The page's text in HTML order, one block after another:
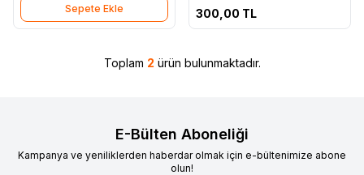
Sepete Ekle 300,00 TL
Toplam 2 ürün bulunmaktadır.
E-Bülten Aboneliği
Kampanya ve yeniliklerden haberdar olmak için e-bültenimize abone
olun!